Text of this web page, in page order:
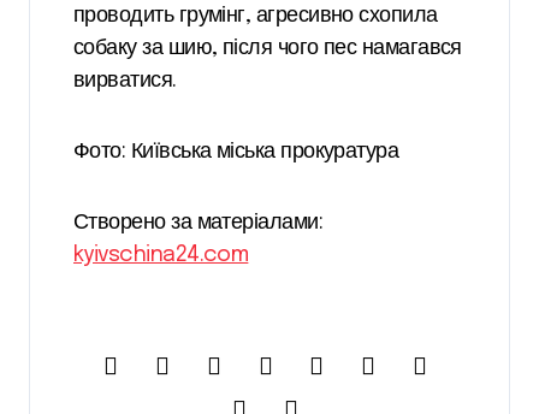
проводить грумінг, агресивно схопила
собаку за шию, після чого пес намагався
вирватися.
Фото: Київська міська прокуратура
Створено за матеріалами:
kyivschina24.com